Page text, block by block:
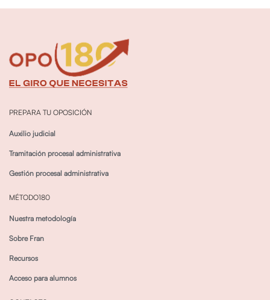
PREPARA TU OPOSICIÓN
Auxilio judicial
Tramitación procesal administrativa
Gestión procesal administrativa
MÉTODO180
Nuestra metodología
Sobre Fran
Recursos
Acceso para alumnos